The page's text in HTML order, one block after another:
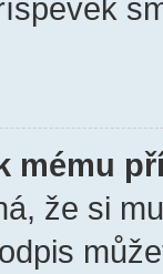
mému
že si